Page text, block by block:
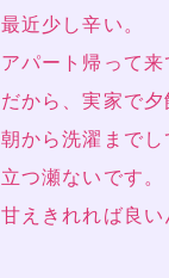
最近少し辛い。
アパート帰って
だから、実家で夕
朝から洗濯までし
立つ瀬ないです。
甘えきれれば良い